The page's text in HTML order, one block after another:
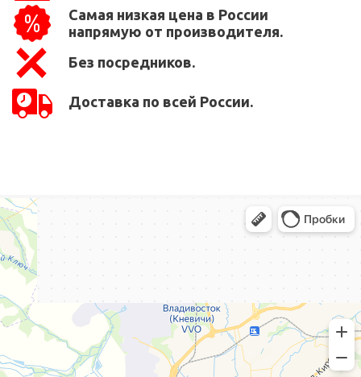
Самая низкая цена в России
напрямую от производителя.
Без посредников.
Доставка по всей России.